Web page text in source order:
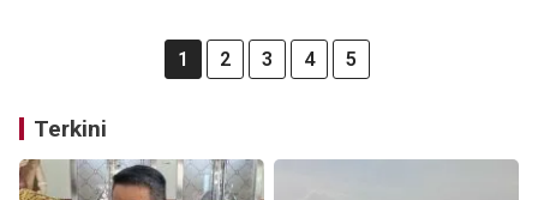
1 2 3 4 5
Terkini